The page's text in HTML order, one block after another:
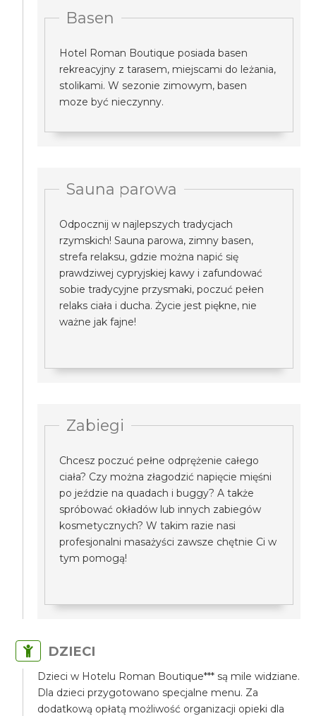
Basen
Hotel Roman Boutique posiada basen
rekreacyjny z tarasem, miejscami do leżania,
stolikami. W sezonie zimowym, basen
moze być nieczynny.
Sauna parowa
Odpocznij w najlepszych tradycjach
rzymskich! Sauna parowa, zimny basen,
strefa relaksu, gdzie można napić się
prawdziwej cypryjskiej kawy i zafundować
sobie tradycyjne przysmaki, poczuć pełen
relaks ciała i ducha. Życie jest piękne, nie
ważne jak fajne!
Zabiegi
Chcesz poczuć pełne odprężenie całego
ciała? Czy można złagodzić napięcie mięśni
po jeździe na quadach i buggy? A także
spróbować okładów lub innych zabiegów
kosmetycznych? W takim razie nasi
profesjonalni masażyści zawsze chętnie Ci w
tym pomogą!
DZIECI
Dzieci w Hotelu Roman Boutique*** są mile widziane.
Dla dzieci przygotowano specjalne menu. Za
dodatkową opłatą możliwość organizacji opieki dla